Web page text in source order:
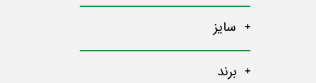
سایز
برند